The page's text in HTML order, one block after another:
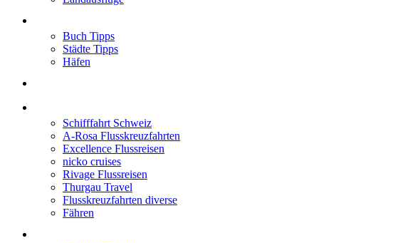
Buch Tipps
Städte Tipps
Häfen
Schifffahrt Schweiz
A-Rosa Flusskreuzfahrten
Excellence Flussreisen
nicko cruises
Rivage Flussreisen
Thurgau Travel
Flusskreuzfahrten diverse
Fähren